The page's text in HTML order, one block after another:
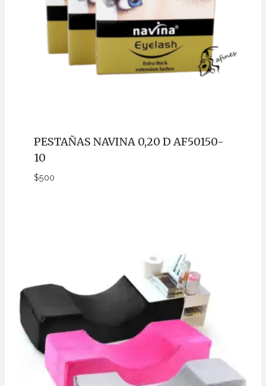
PESTAÑAS NAVINA 0,20 D AF50150-
10
$500